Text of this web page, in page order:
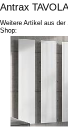
Antrax
Weitere Artikel aus der
Shop: